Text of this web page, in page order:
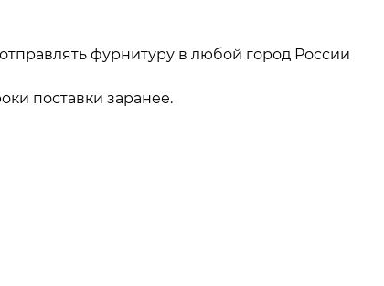
фурнитуру в любой город России
поставки заранее.